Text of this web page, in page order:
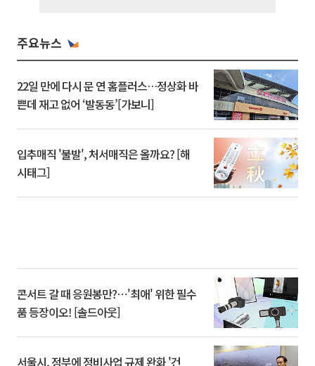
주요뉴스
22일 만에 다시 문 연 홈플러스…정상화 바
쁜데 재고 없어 ‘발동동’[가보니]
입추매직 '불발', 처서매직은 올까요? [해
시태그]
콘서트 갈 때 응원봉만?⋯'최애' 위한 필수
품 등장이오! [솔드아웃]
서울시, 정부에 정비사업 규제 완화 '건